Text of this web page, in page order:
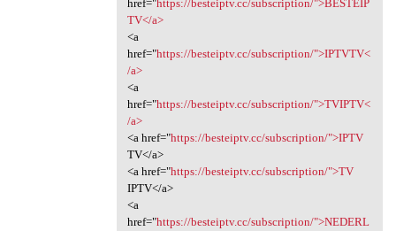
href="https://besteiptv.cc/subscription/">BESTEIP
TV</a>
<a
href="https://besteiptv.cc/subscription/">IPTVTV<
/a>
<a
href="https://besteiptv.cc/subscription/">TVIPTV<
/a>
<a href="https://besteiptv.cc/subscription/">IPTV
TV</a>
<a href="https://besteiptv.cc/subscription/">TV
IPTV</a>
<a
href="https://besteiptv.cc/subscription/">NEDERL